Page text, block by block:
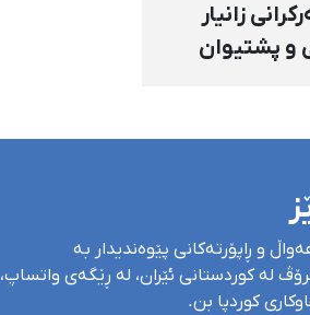
زانیار
و پشتیوان
و ڕاپۆرتەکانی پێوەندیدار بە
لە کوردستانی ئێران، لە ڕێگەی واتساپ،
کوردپا بن.